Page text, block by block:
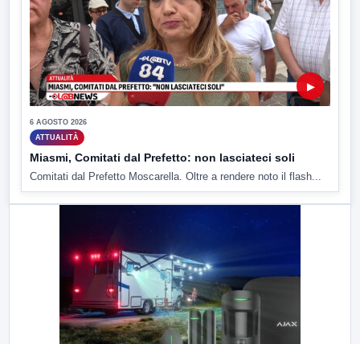
▶
6 AGOSTO 2026
ATTUALITÀ
Miasmi, Comitati dal Prefetto: non lasciateci soli
Comitati dal Prefetto Moscarella. Oltre a rendere noto il flash...